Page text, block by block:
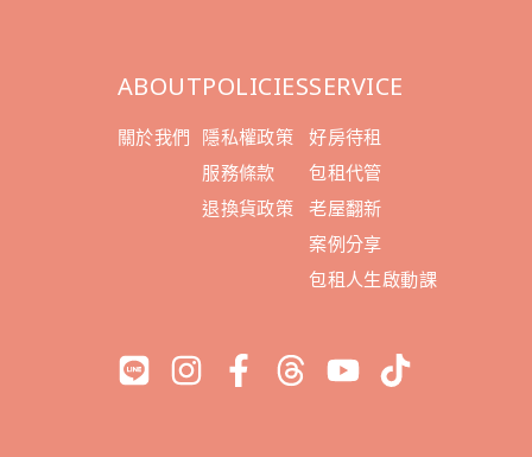
ABOUT
關於我們
POLICIES
隱私權政策
服務條款
退換貨政策
SERVICE
好房待租
包租代管
老屋翻新
案例分享
包租人生啟動課